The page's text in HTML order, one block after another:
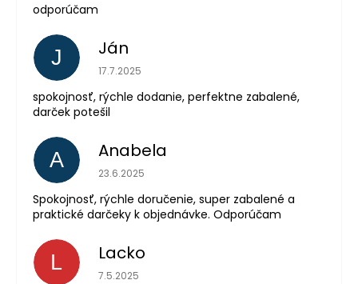
odporúčam
J Ján
Hodnotenie obchodu je 5 z 5 hviezdičiek.
17.7.2025
spokojnosť, rýchle dodanie, perfektne zabalené,
darček potešil
A Anabela
Hodnotenie obchodu je 5 z 5 hviezdičiek.
23.6.2025
Spokojnosť, rýchle doručenie, super zabalené a
praktické darčeky k objednávke. Odporúčam
L Lacko
Hodnotenie obchodu je 5 z 5 hviezdičiek.
7.5.2025